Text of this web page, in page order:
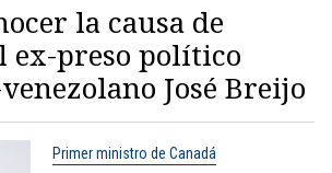
la causa de
ex-preso político
José Breijo
Primer ministro de Canadá